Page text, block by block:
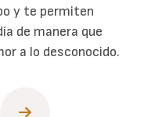
y te permiten
de manera que
a lo desconocido.